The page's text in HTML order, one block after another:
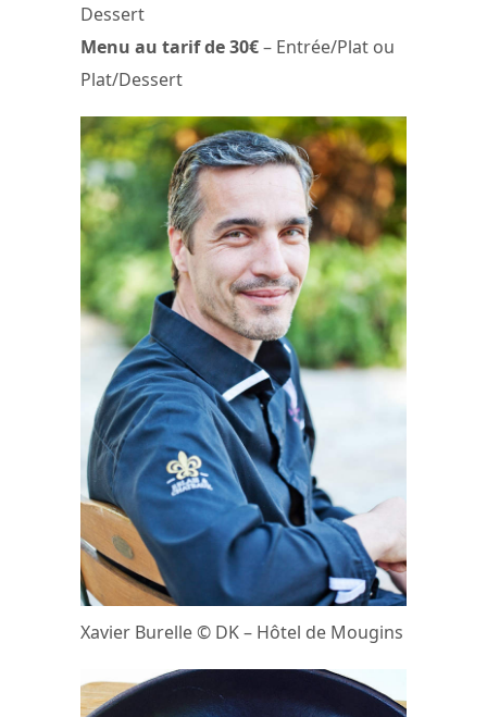
Dessert
Menu au tarif de 30€– Entrée/Plat ou
Plat/Dessert
Xavier Burelle © DK – Hôtel de Mougins